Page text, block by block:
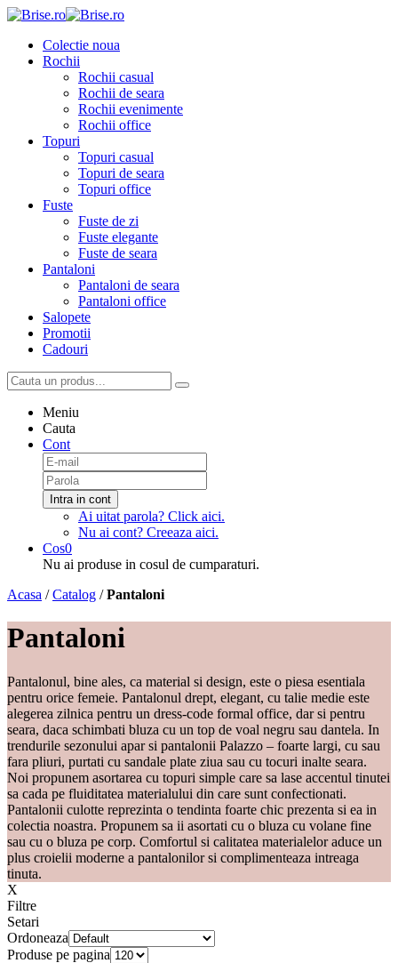
Colectie noua
Rochii
Rochii casual
Rochii de seara
Rochii evenimente
Rochii office
Topuri
Topuri casual
Topuri de seara
Topuri office
Fuste
Fuste de zi
Fuste elegante
Fuste de seara
Pantaloni
Pantaloni de seara
Pantaloni office
Salopete
Promotii
Cadouri
Meniu
Cauta
Cont
Intra in cont
Ai uitat parola? Click aici.
Nu ai cont? Creeaza aici.
Cos0
Nu ai produse in cosul de cumparaturi.
Acasa / Catalog / Pantaloni
Pantaloni
Pantalonul, bine ales, ca material si design, este o piesa esentiala
pentru orice femeie. Pantalonul drept, elegant, cu talie medie este
alegerea zilnica pentru un dress-code formal office, dar si pentru
seara, daca schimbati bluza cu un top de voal negru sau dantela. In
trendurile sezonului apar si pantalonii Palazzo – foarte largi, cu sau
fara pliuri, purtati cu sandale plate ziua sau cu tocuri inalte seara.
Noi propunem asortarea cu topuri simple care sa lase accentul tinutei
sa cada pe fluiditatea materialului din care sunt confectionati.
Pantalonii culotte reprezinta o tendinta foarte chic prezenta si ea in
colectia noastra. Propunem sa ii asortati cu o bluza cu volane fine
sau cu o bluza pe corp. Comfortul si calitatea materialelor aduce un
plus croielii moderne a pantalonilor si complimenteaza intreaga
tinuta.
X
Filtre
Setari
Ordoneaza
Produse pe pagina